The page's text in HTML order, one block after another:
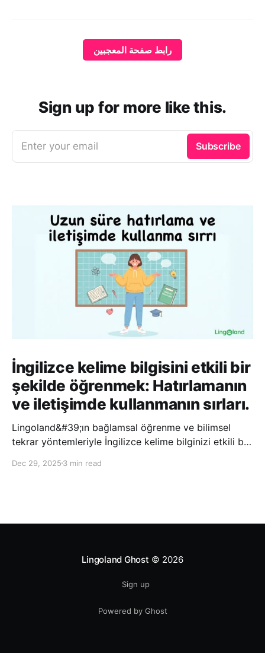
رابط صفحة المعجبين
Sign up for more like this.
Enter your email Subscribe
İngilizce kelime bilgisini etkili bir
şekilde öğrenmek: Hatırlamanın
ve iletişimde kullanmanın sırları.
Lingoland&#39;ın bağlamsal öğrenme ve bilimsel
tekrar yöntemleriyle İngilizce kelime bilginizi etkili bir
hatırlayabilir ve daha doğal bir şekilde iletişim
Dec 29, 2025 3 min read
Lingoland Ghost © 2026
Sign up
Powered by Ghost